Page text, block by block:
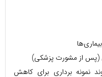
(پس از مشورت پزشکی)
نمونه برداری برای کاهش